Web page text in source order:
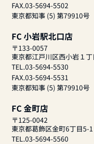
FAX.03-5694-5502
東京都知事 (5) 第79910号
FC 小岩駅北口店
〒133-0057
東京都江戸川区西小岩１丁
TEL.03-5694-5530
FAX.03-5694-5531
東京都知事 (5) 第79910号
FC 金町店
〒125-0042
東京都葛飾区金町6丁目5-
TEL.03-5694-5560